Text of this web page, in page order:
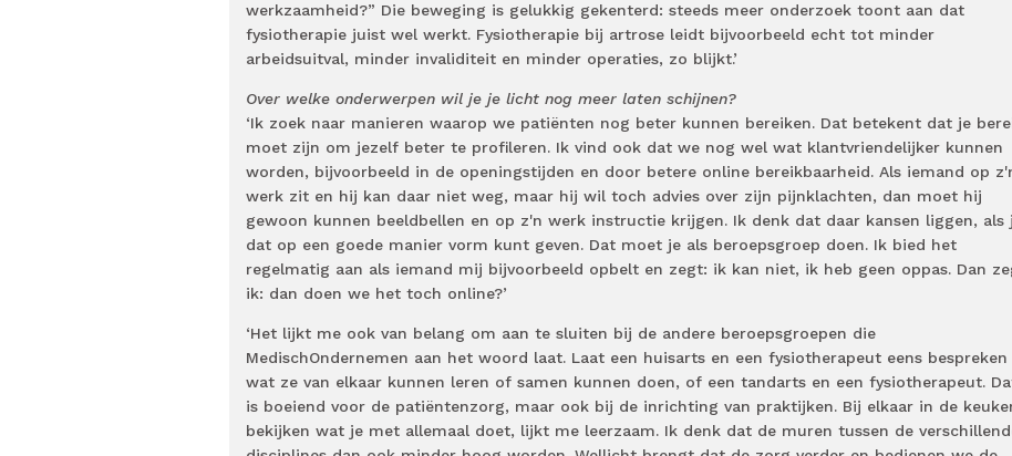
werkzaamheid?” Die beweging is gelukkig gekenterd: steeds meer onderzoek toont aan dat
fysiotherapie juist wel werkt. Fysiotherapie bij artrose leidt bijvoorbeeld echt tot minder
arbeidsuitval, minder invaliditeit en minder operaties, zo blijkt.’
Over welke onderwerpen wil je je licht nog meer laten schijnen?
‘Ik zoek naar manieren waarop we patiënten nog beter kunnen bereiken. Dat betekent dat je
moet zijn om jezelf beter te profileren. Ik vind ook dat we nog wel wat klantvriendelijker kunnen
worden, bijvoorbeeld in de openingstijden en door betere online bereikbaarheid. Als iemand op
werk zit en hij kan daar niet weg, maar hij wil toch advies over zijn pijnklachten, dan moet hij
gewoon kunnen beeldbellen en op z'n werk instructie krijgen. Ik denk dat daar kansen liggen, als
dat op een goede manier vorm kunt geven. Dat moet je als beroepsgroep doen. Ik bied het
regelmatig aan als iemand mij bijvoorbeeld opbelt en zegt: ik kan niet, ik heb geen oppas. Dan
ik: dan doen we het toch online?’
‘Het lijkt me ook van belang om aan te sluiten bij de andere beroepsgroepen die
MedischOndernemen aan het woord laat. Laat een huisarts en een fysiotherapeut eens bespreken
wat ze van elkaar kunnen leren of samen kunnen doen, of een tandarts en een fysiotherapeut.
is boeiend voor de patiëntenzorg, maar ook bij de inrichting van praktijken. Bij elkaar in de
bekijken wat je met allemaal doet, lijkt me leerzaam. Ik denk dat de muren tussen de